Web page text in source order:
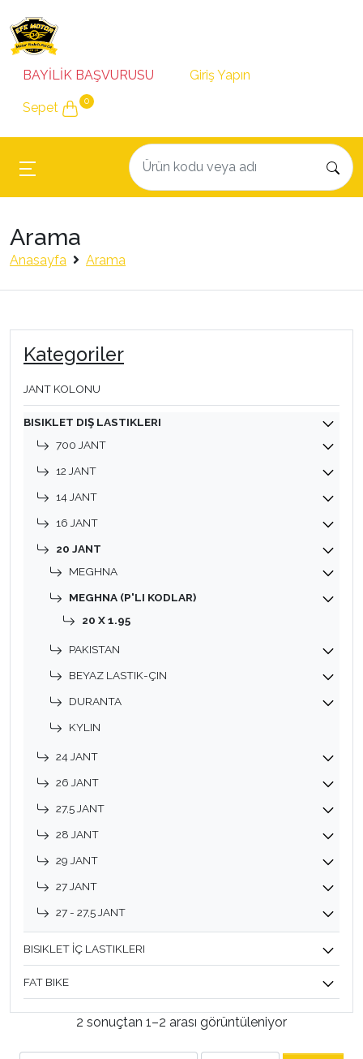
BAYİLİK BAŞVURUSU Giriş Yapın
Sepet 0
Arama
Anasayfa Arama
Kategoriler
JANT KOLONU
BISIKLET DIŞ LASTIKLERI
700 JANT
12 JANT
14 JANT
16 JANT
20 JANT
MEGHNA
MEGHNA (P'LI KODLAR)
20 X 1.95
PAKISTAN
BEYAZ LASTIK-ÇIN
DURANTA
KYLIN
24 JANT
26 JANT
27,5 JANT
28 JANT
29 JANT
27 JANT
27 - 27,5 JANT
BISIKLET İÇ LASTIKLERI
FAT BIKE
2 sonuçtan 1–2 arası görüntüleniyor